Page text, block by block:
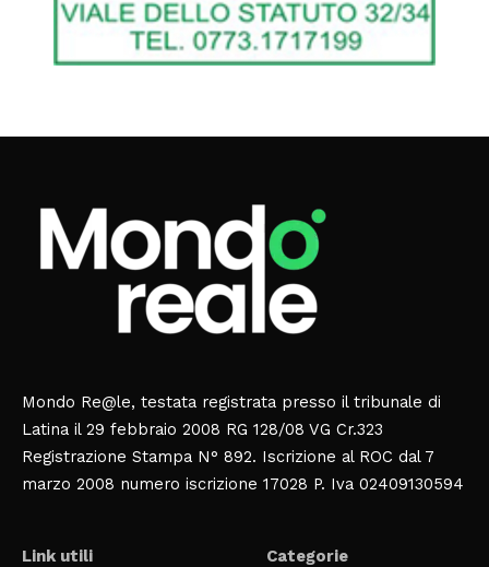
Mondo Re@le, testata registrata presso il tribunale di
Latina il 29 febbraio 2008 RG 128/08 VG Cr.323
Registrazione Stampa N° 892. Iscrizione al ROC dal 7
marzo 2008 numero iscrizione 17028 P. Iva 02409130594
Link utili Categorie